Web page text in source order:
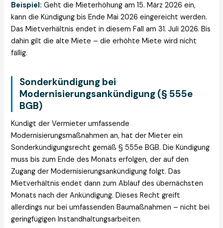
Beispiel: Geht die Mieterhöhung am 15. März 2026 ein,
kann die Kündigung bis Ende Mai 2026 eingereicht werden.
Das Mietverhältnis endet in diesem Fall am 31. Juli 2026. Bis
dahin gilt die alte Miete – die erhöhte Miete wird nicht
fällig.
Sonderkündigung bei
Modernisierungsankündigung (§ 555e
BGB)
Kündigt der Vermieter umfassende
Modernisierungsmaßnahmen an, hat der Mieter ein
Sonderkündigungsrecht gemäß § 555e BGB. Die Kündigung
muss bis zum Ende des Monats erfolgen, der auf den
Zugang der Modernisierungsankündigung folgt. Das
Mietverhältnis endet dann zum Ablauf des übernächsten
Monats nach der Ankündigung. Dieses Recht greift
allerdings nur bei umfassenden Baumaßnahmen – nicht bei
geringfügigen Instandhaltungsarbeiten.